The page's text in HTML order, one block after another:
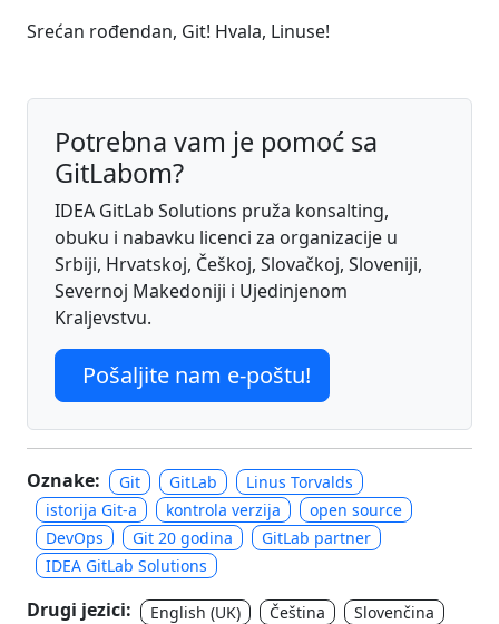
Srećan rođendan, Git! Hvala, Linuse!
Potrebna vam je pomoć sa
GitLabom?
IDEA GitLab Solutions pruža konsalting,
obuku i nabavku licenci za organizacije u
Srbiji, Hrvatskoj, Češkoj, Slovačkoj, Sloveniji,
Severnoj Makedoniji i Ujedinjenom
Kraljevstvu.
Pošaljite nam e-poštu!
Oznake: Git GitLab
Linus Torvalds
istorija Git-a
kontrola verzija
open source
DevOps
Git 20 godina
GitLab partner
IDEA GitLab Solutions
Drugi jezici: English (UK) Čeština
Slovenčina